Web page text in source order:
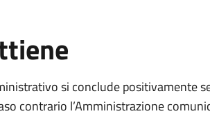
si conclude positivamente
contrario l’Amministrazione